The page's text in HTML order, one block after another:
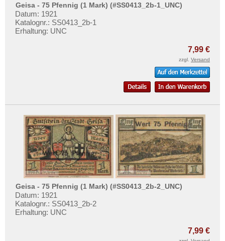
Geisa - 75 Pfennig (1 Mark) (#SS0413_2b-1_UNC)
Datum: 1921
Katalognr.: SS0413_2b-1
Erhaltung: UNC
7,99 €
zzgl. Versand
Geisa - 75 Pfennig (1 Mark) (#SS0413_2b-2_UNC)
Datum: 1921
Katalognr.: SS0413_2b-2
Erhaltung: UNC
7,99 €